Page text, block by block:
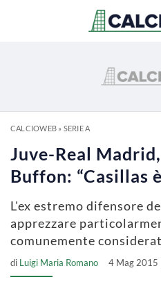
CALCIOWEB» SERIE A
Juve-Real
Buffon: “Casillas
L'ex estremo difensore
apprezzare
comunemente
di Luigi Maria Romano 4 Mag 2015